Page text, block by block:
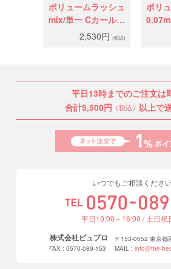
ボリュームラッシュ
mix/単一 Cカール｜
0.06mm2,530円 (税込)
ボリ
ット
平日13時までのご注文は
合計5,500円 （税込） 以上で
いつでもご相談ください
平日10:00～16:00 / 土日祝
株式会社ビュプロ
〒153-0052 東京都
FAX : 0570-089-153
MAIL : info@the-